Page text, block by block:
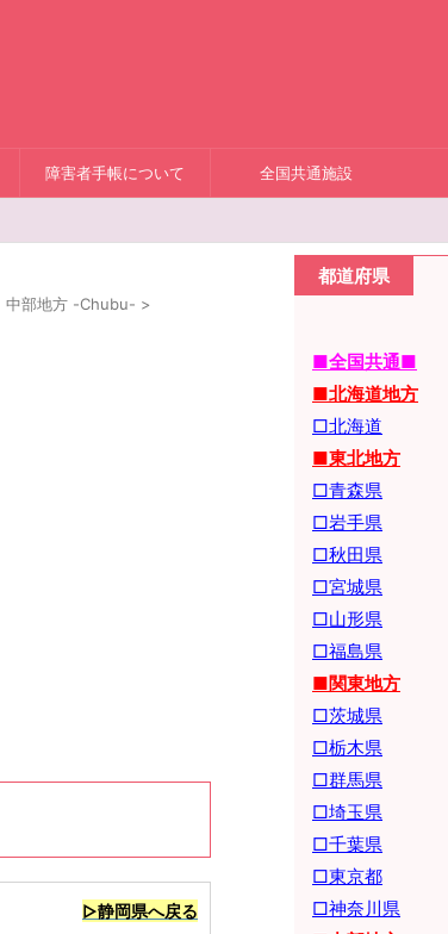
障害者手帳について 全国共通施設
中部地方 -Chubu- >
▷静岡県へ戻る
都道府県
■全国共通■
■北海道地方
□北海道
■東北地方
□青森県
□岩手県
□秋田県
□宮城県
□山形県
□福島県
■関東地方
□茨城県
□栃木県
□群馬県
□埼玉県
□千葉県
□東京都
□神奈川県